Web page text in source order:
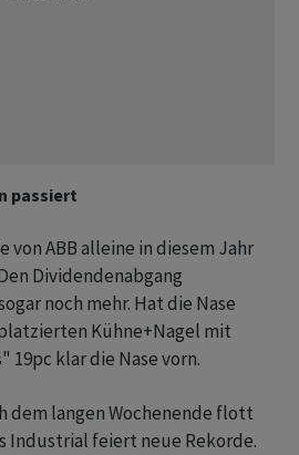
passiert
von ABB alleine in diesem Jahr
Dividendenabgang
noch mehr. Hat die Nase
Kühne+Nagel mit
19pc klar die Nase vorn.
dem langen Wochenende flott
Industrial feiert neue Rekorde.